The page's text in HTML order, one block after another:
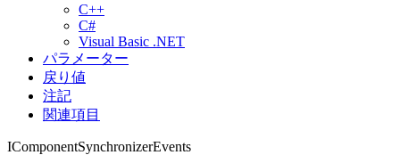
C++
C#
Visual Basic .NET
パラメーター
戻り値
注記
関連項目
IComponentSynchronizerEvents